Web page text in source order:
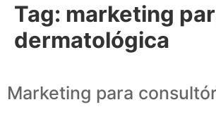
Tag: marketing
dermatológica
Marketing para